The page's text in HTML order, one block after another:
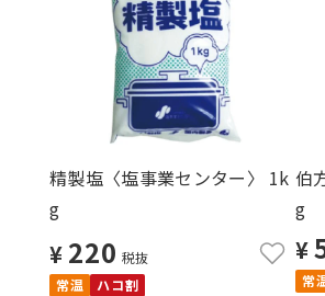
精製塩〈塩事業センター〉 1k
g
¥ 220 税抜
常温
ハコ割
伯
g
¥
常